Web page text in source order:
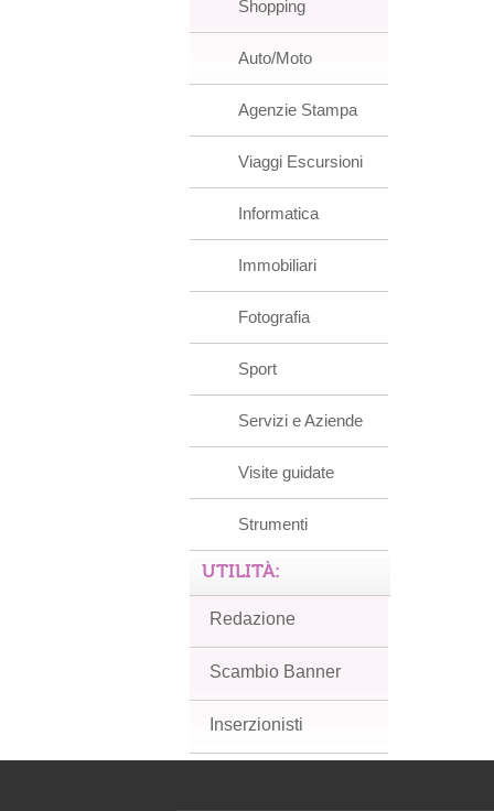
Shopping
Auto/Moto
Agenzie Stampa
Viaggi Escursioni
Informatica
Immobiliari
Fotografia
Sport
Servizi e Aziende
Visite guidate
Strumenti
UTILITÀ:
Redazione
Scambio Banner
Inserzionisti